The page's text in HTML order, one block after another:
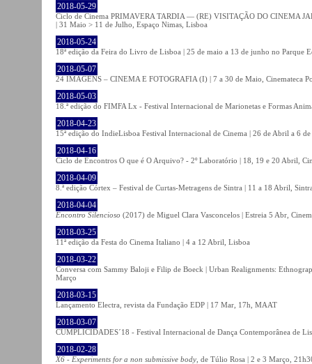
2018-05-29
Ciclo de Cinema PRIMAVERA TARDIA — (RE) VISITAÇÃO DO CINEMA
| 31 Maio > 11 de Julho, Espaço Nimas, Lisboa
2018-05-24
18ª edição da Feira do Livro de Lisboa | 25 de maio a 13 de junho no Parque
2018-05-07
24 IMAGENS – CINEMA E FOTOGRAFIA (I) | 7 a 30 de Maio, Cinemateca
2018-05-03
18.ª edição do FIMFA Lx - Festival Internacional de Marionetas e Formas
2018-04-23
15ª edição do IndieLisboa Festival Internacional de Cinema | 26 de Abril a 6
2018-04-16
Ciclo de Encontros O que é O Arquivo? - 2º Laboratório | 18, 19 e 20 Abril,
2018-04-09
8.ª edição Córtex – Festival de Curtas-Metragens de Sintra | 11 a 18 Abril,
2018-04-04
Encontro Silencioso (2017) de Miguel Clara Vasconcelos | Estreia 5 Abr,
2018-03-25
11ª edição da Festa do Cinema Italiano | 4 a 12 Abril, Lisboa
2018-03-22
Conversa com Sammy Baloji e Filip de Boeck | Urban Realignments:
Março
2018-03-15
Lançamento Electra, revista da Fundação EDP | 17 Mar, 17h, MAAT
2018-03-07
CUMPLICIDADES´18 - Festival Internacional de Dança Contemporânea de
2018-02-28
X6 - Experiments for a non submissive body , de Túlio Rosa | 2 e 3 Março,